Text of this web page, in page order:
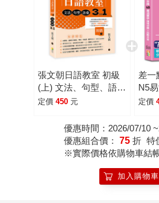
張文朝日語教室 初級
(上) 文法、句型、語彙
3 in 1
定價 450 元
差一
N5
＋比
音檔)
定價
優惠時間：2026/07/10
優惠組合價： 75 折 特
※實際價格依購物車結
加入購物車